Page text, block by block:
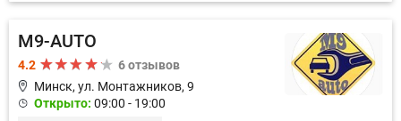
M9-AUTO
4.2
6 отзывов
Минск, ул. Монтажников, 9
Открыто: 09:00 - 19:00